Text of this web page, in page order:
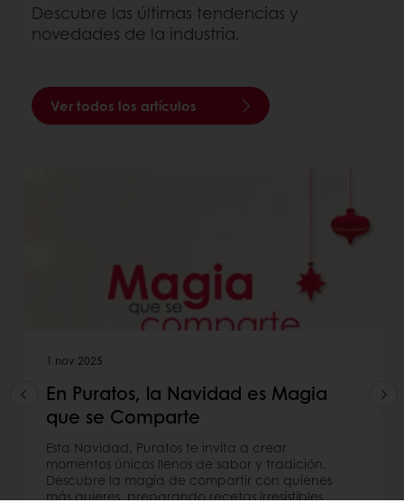
Descubre las últimas tendencias y
novedades de la industria.
Ver todos los artículos
1 nov 2025
En Puratos, la Navidad es Magia
que se Comparte
Esta Navidad, Puratos te invita a crear
momentos únicos llenos de sabor y tradición.
Descubre la magia de compartir con quienes
más quieres, preparando recetas irresistibles